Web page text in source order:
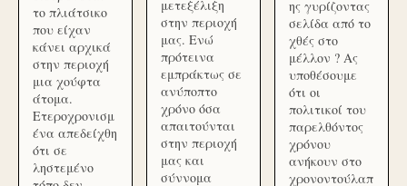
το πλιάτσικο
που είχαν
κάνει αρχικά
στην περιοχή
μια χούφτα
άτομα.
Ετεροχρονισμ
ένα απεδείχθη
ότι σε
ληστεμένο
μετεξέλιξη
στην περιοχή
μας. Ενώ
πρότεινα
εμπράκτως σε
ανύποπτο
χρόνο όσα
απαιτούνται
στην περιοχή
μας και
σύννομα
ης γυρίζοντας
σελίδα από το
χθές στο
μέλλον ? Ας
υποθέσουμε
ότι οι
πολιτικοί του
παρελθόντος
χρόνου
ανήκουν στο
χρονοντούλαπ